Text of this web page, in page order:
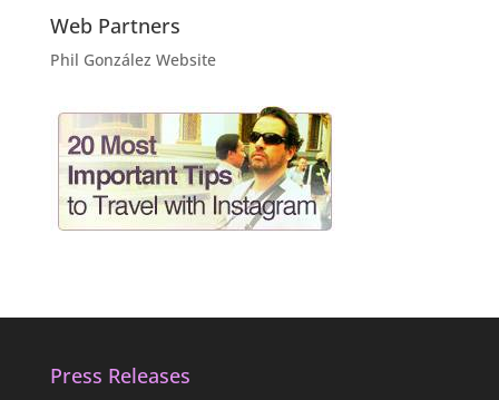
Web Partners
Phil González Website
Press Releases